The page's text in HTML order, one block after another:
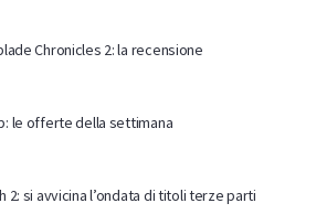
Chronicles 2: la recensione
le offerte della settimana
2: si avvicina l’ondata di titoli terze parti